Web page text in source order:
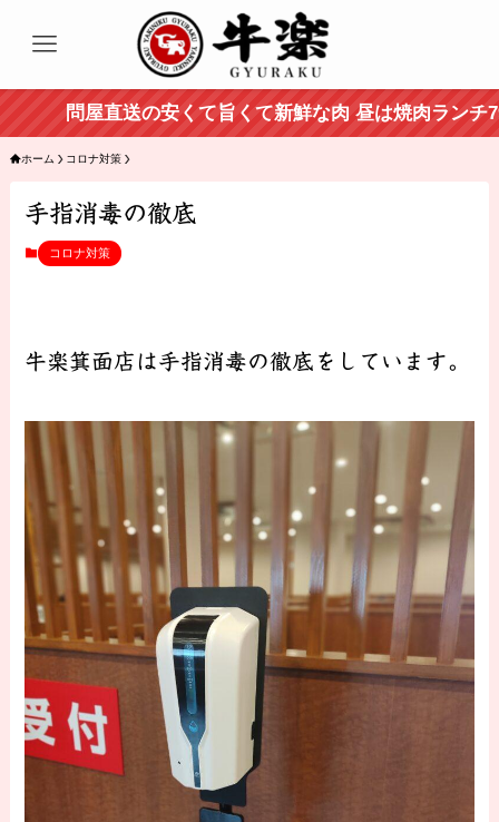
問屋直送の安くて旨くて新鮮な肉 昼は焼肉ランチ
ホーム コロナ対策
手指消毒の徹底
コロナ対策
牛楽箕面店は手指消毒の徹底をしています。